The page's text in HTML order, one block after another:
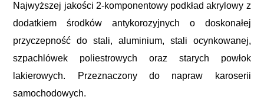
Najwyższej jakości 2-komponentowy podkład akrylowy z
dodatkiem środków antykorozyjnych o doskonałej
przyczepność do stali, aluminium, stali ocynkowanej,
szpachlówek poliestrowych oraz starych powłok
lakierowych. Przeznaczony do napraw karoserii
samochodowych.